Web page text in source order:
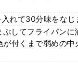
れて30分味をなじ
してフライパンに
が付くまで弱めの中